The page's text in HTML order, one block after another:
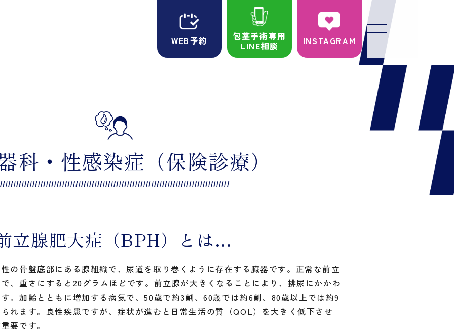
WEB予約 包茎手術専用
LINE相談 INSTAGRAM
科・性感染症 （保険診療）
立腺肥大症（BPH）とは…
の骨盤底部にある腺組織で、尿道を取り巻くように存在する臓器です。正常な前立
、重さにすると20グラムほどです。前立腺が大きくなることにより、排尿にかかわ
。加齢とともに増加する病気で、50歳で約3割、60歳では約6割、80歳以上では約9
れます。良性疾患ですが、症状が進むと日常生活の質（QOL）を大きく低下させ
要です。